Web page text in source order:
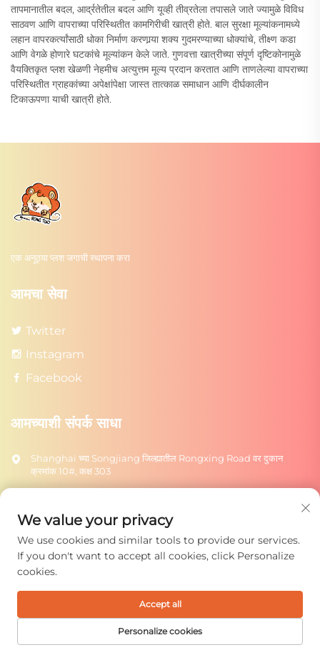
तापमानातील बदल, आर्द्रतेतील बदल आणि यूव्ही तीव्रतेला तपासले जाते ज्यामुळे विविध
साठवण आणि वापराच्या परिस्थितीत कामगिरीची खात्री होते. बाल सुरक्षा मूल्यांकनामध्ये
लहान वापरकर्त्यांसाठी धोका निर्माण करणार्‍या शक्य गुदमरण्याच्या धोक्यांचे, तीक्ष्ण कडा
आणि वेगळे होणारे घटकांचे मूल्यांकन केले जाते. गुणवत्ता खात्रीच्या संपूर्ण दृष्टिकोनामुळे
वैयक्तिकृत प्लश खेळणी नेहमीच अत्युत्तम मूल्य प्रदान करतात आणि ताणलेल्या वापराच्या
परिस्थितीत ग्राहकांच्या अपेक्षांपेक्षा जास्त तात्काळ समाधान आणि दीर्घकालीन
टिकाऊपणा याची खात्री होते.
एक अनूठ्या प्लश जगाची स्थापना करा
आमचा सेवा
Twitter
Instagram
Facebook
आमच्याशी संपर्क साधा
Shanghai च्या Songjiang जिल्ह्यातील Rongxing Road वर दुकान
क्रमांक 10#, कक्ष 303
+86-18217615209
पाठवा
कॉपीराइट © 2025 शंघाई रोंग्टुओ टॉयज कंपनी लिमिटेड. सर्व हक्क राखून.
We value your privacy
We use cookies and similar tools to provide our services.
If you don't want to accept all cookies, click Personalize
cookies.
Personalize cookies
Accept all